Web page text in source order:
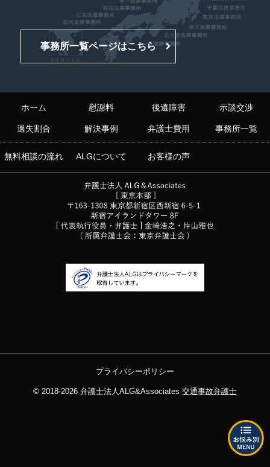
事務所一覧ページはこちら
ホーム 慰謝料 後遺障害 示談交渉
過失割合 解決事例 弁護士費用 事務所一覧
無料相談の流れ ALGについて お客様の声
プライバシーポリシー
© 2018-2026 弁護士法人ALG&Associates 交通事故弁護士